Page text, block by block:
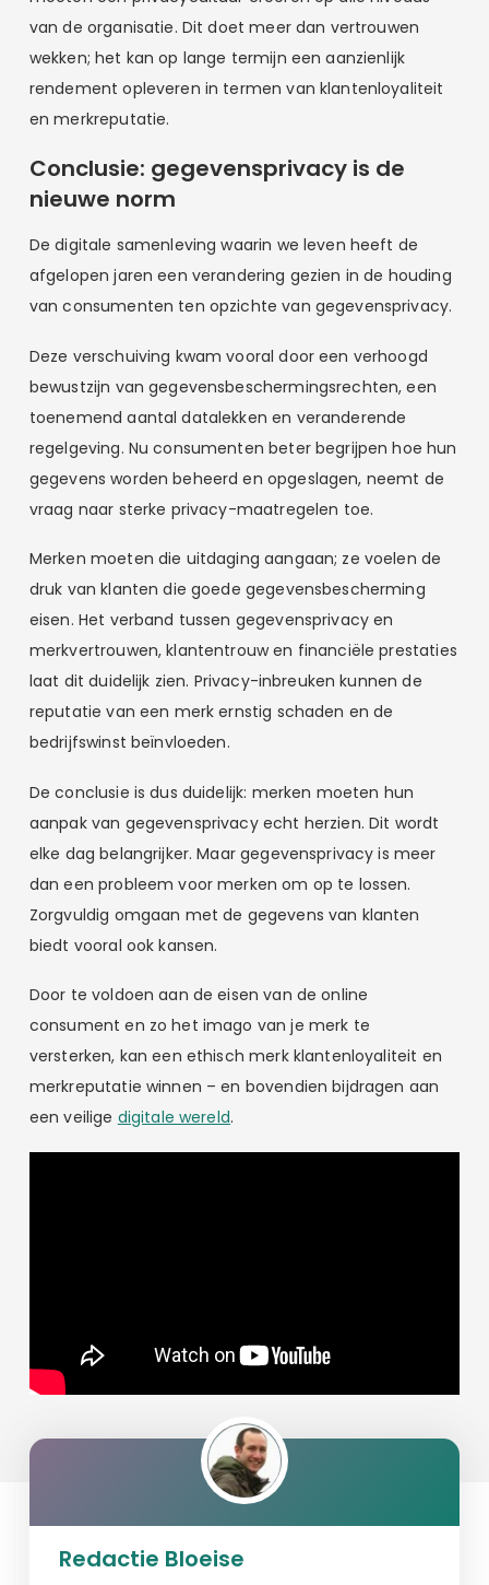
van de organisatie. Dit doet meer dan vertrouwen
wekken; het kan op lange termijn een aanzienlijk
rendement opleveren in termen van klantenloyaliteit
en merkreputatie.
Conclusie: gegevensprivacy is de
nieuwe norm
De digitale samenleving waarin we leven heeft de
afgelopen jaren een verandering gezien in de houding
van consumenten ten opzichte van gegevensprivacy.
Deze verschuiving kwam vooral door een verhoogd
bewustzijn van gegevensbeschermingsrechten, een
toenemend aantal datalekken en veranderende
regelgeving. Nu consumenten beter begrijpen hoe hun
gegevens worden beheerd en opgeslagen, neemt de
vraag naar sterke privacy-maatregelen toe.
Merken moeten die uitdaging aangaan; ze voelen de
druk van klanten die goede gegevensbescherming
eisen. Het verband tussen gegevensprivacy en
merkvertrouwen, klantentrouw en financiële prestaties
laat dit duidelijk zien. Privacy-inbreuken kunnen de
reputatie van een merk ernstig schaden en de
bedrijfswinst beïnvloeden.
De conclusie is dus duidelijk: merken moeten hun
aanpak van gegevensprivacy echt herzien. Dit wordt
elke dag belangrijker. Maar gegevensprivacy is meer
dan een probleem voor merken om op te lossen.
Zorgvuldig omgaan met de gegevens van klanten
biedt vooral ook kansen.
Door te voldoen aan de eisen van de online
consument en zo het imago van je merk te
versterken, kan een ethisch merk klantenloyaliteit en
merkreputatie winnen – en bovendien bijdragen aan
een veilige digitale wereld.
Redactie Bloeise